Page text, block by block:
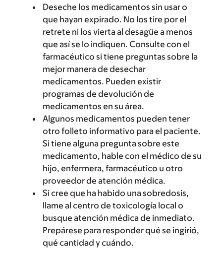
Deseche los medicamentos sin usar o
que hayan expirado. No los tire por el
retrete ni los vierta al desagüe a menos
que así se lo indiquen. Consulte con el
farmacéutico si tiene preguntas sobre la
mejor manera de desechar
medicamentos. Pueden existir
programas de devolución de
medicamentos en su área.
Algunos medicamentos pueden tener
otro folleto informativo para el paciente.
Si tiene alguna pregunta sobre este
medicamento, hable con el médico de su
hijo, enfermera, farmacéutico u otro
proveedor de atención médica.
Si cree que ha habido una sobredosis,
llame al centro de toxicología local o
busque atención médica de inmediato.
Prepárese para responder qué se ingirió,
qué cantidad y cuándo.